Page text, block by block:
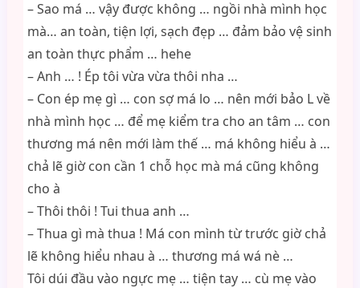
– Sao má … vậy được không … ngồi nhà mình học
mà… an toàn, tiện lợi, sạch đẹp … đảm bảo vệ sinh
an toàn thực phẩm … hehe
– Anh … ! Ép tôi vừa vừa thôi nha …
– Con ép mẹ gì … con sợ má lo … nên mới bảo L về
nhà mình học … để mẹ kiểm tra cho an tâm … con
thương má nên mới làm thế … má không hiểu à …
chả lẽ giờ con cần 1 chỗ học mà má cũng không
cho à
– Thôi thôi ! Tui thua anh …
– Thua gì mà thua ! Má con mình từ trước giờ chả
lẽ không hiểu nhau à … thương má wá nè …
Tôi dúi đầu vào ngực mẹ … tiện tay … cù mẹ vào